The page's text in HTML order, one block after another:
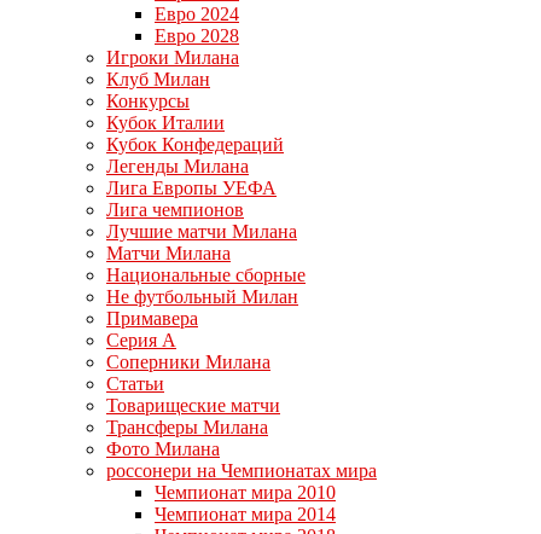
Евро 2024
Евро 2028
Игроки Милана
Клуб Милан
Конкурсы
Кубок Италии
Кубок Конфедераций
Легенды Милана
Лига Европы УЕФА
Лига чемпионов
Лучшие матчи Милана
Матчи Милана
Национальные сборные
Не футбольный Милан
Примавера
Серия А
Соперники Милана
Статьи
Товарищеские матчи
Трансферы Милана
Фото Милана
россонери на Чемпионатах мира
Чемпионат мира 2010
Чемпионат мира 2014